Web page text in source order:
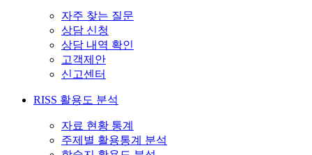
자주 찾는 질문
상담 신청
상담 내역 확인
고객제안
신고센터
RISS 활용도 분석
자료 현황 통계
주제별 활용통계 분석